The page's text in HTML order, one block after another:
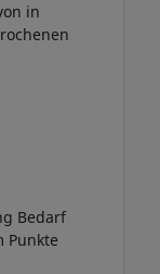
in
Bedarf
Punkte